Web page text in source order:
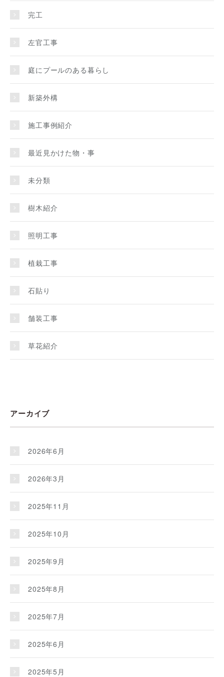
完工
左官工事
庭にプールのある暮らし
新築外構
施工事例紹介
最近見かけた物・事
未分類
樹木紹介
照明工事
植栽工事
石貼り
舗装工事
草花紹介
アーカイブ
2026年6月
2026年3月
2025年11月
2025年10月
2025年9月
2025年8月
2025年7月
2025年6月
2025年5月